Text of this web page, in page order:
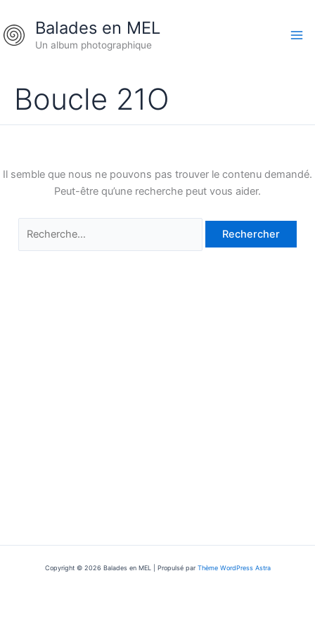
au
contenu
Balades en MEL
Un album photographique
Boucle 21O
Il semble que nous ne pouvons pas trouver le contenu demandé.
Peut-être qu’une recherche peut vous aider.
Copyright © 2026 Balades en MEL | Propulsé parThème WordPress Astra